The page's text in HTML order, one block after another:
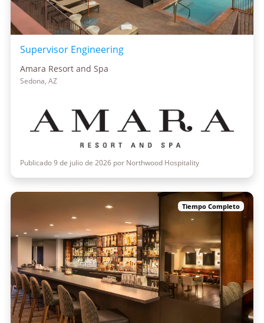
Supervisor Engineering
Amara Resort and Spa
Sedona, AZ
Publicado 9 de julio de 2026 por Northwood Hospitality
Tiempo Completo